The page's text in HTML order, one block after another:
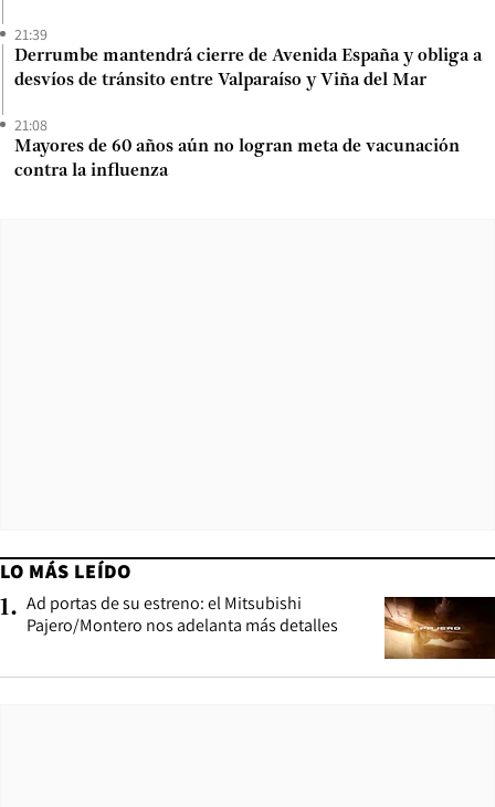
21:39
Derrumbe mantendrá cierre de Avenida España y obliga a
desvíos de tránsito entre Valparaíso y Viña del Mar
21:08
Mayores de 60 años aún no logran meta de vacunación
contra la influenza
LO MÁS LEÍDO
1. Ad portas de su estreno: el Mitsubishi
Pajero/Montero nos adelanta más detalles